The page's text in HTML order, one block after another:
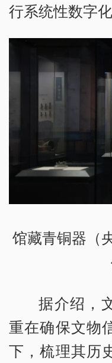
行系统性数字化
馆藏青铜器（
据介绍，
重在确保文物
下，梳理其历